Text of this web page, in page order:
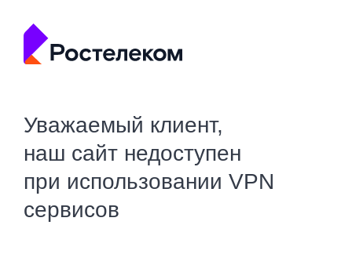
Уважаемый клиент,
наш сайт недоступен
при использовании VPN
сервисов